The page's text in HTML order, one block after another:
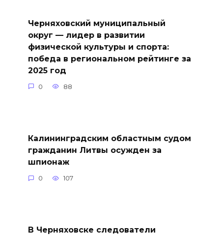
Черняховский муниципальный
округ — лидер в развитии
физической культуры и спорта:
победа в региональном рейтинге за
2025 год
0 88
Калининградским областным судом
гражданин Литвы осужден за
шпионаж
0 107
В Черняховске следователи